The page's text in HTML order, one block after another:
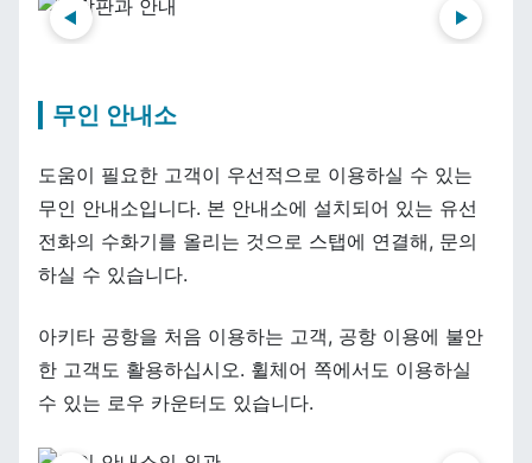
前へ 次へ
무인 안내소
도움이 필요한 고객이 우선적으로 이용하실 수 있는
무인 안내소입니다. 본 안내소에 설치되어 있는 유선
전화의 수화기를 올리는 것으로 스탭에 연결해, 문의
하실 수 있습니다.
아키타 공항을 처음 이용하는 고객, 공항 이용에 불안
한 고객도 활용하십시오. 휠체어 쪽에서도 이용하실
수 있는 로우 카운터도 있습니다.